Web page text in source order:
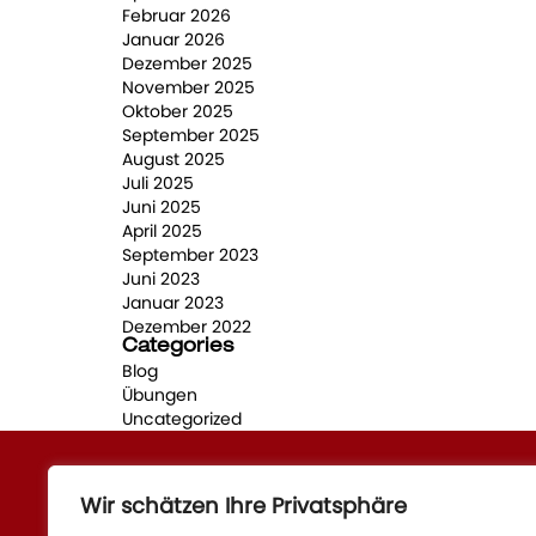
Wir schätzen Ihre Privatsphäre
Februar 2026
Januar 2026
Dezember 2025
November 2025
Oktober 2025
September 2025
August 2025
Juli 2025
Juni 2025
April 2025
September 2023
Juni 2023
Januar 2023
Dezember 2022
Categories
Blog
Übungen
Uncategorized